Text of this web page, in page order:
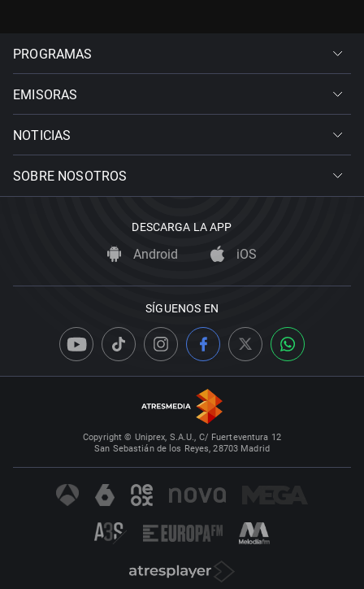
PROGRAMAS
EMISORAS
NOTICIAS
SOBRE NOSOTROS
DESCARGA LA APP
Android iOS
SÍGUENOS EN
Copyright © Uniprex, S.A.U., C/ Fuerteventura 12
San Sebastián de los Reyes, 28703 Madrid